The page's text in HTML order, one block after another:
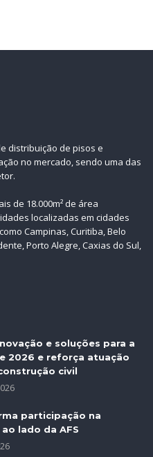
distribuição de pisos e
no mercado, sendo uma das
de 18.000m² de área
localizadas em cidades
Campinas, Curitiba, Belo
Porto Alegre, Caxias do Sul,
e soluções para a
2026 e reforça atuação
civil
participação na
lado da AFS